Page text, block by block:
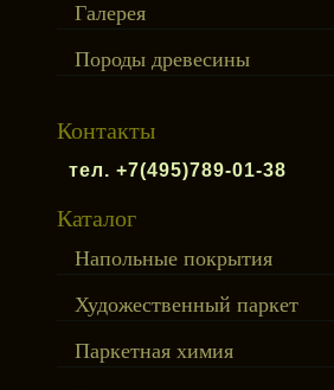
Галерея
Породы древесины
Контакты
тел. +7(495)789-01-38
Каталог
Напольные покрытия
Художественный паркет
Паркетная химия